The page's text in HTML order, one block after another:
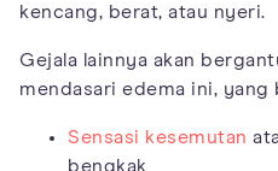
kencang, berat, atau nyeri.
Gejala lainnya akan
mendasari edema ini, yang
Sensasi kesemutan
bengkak